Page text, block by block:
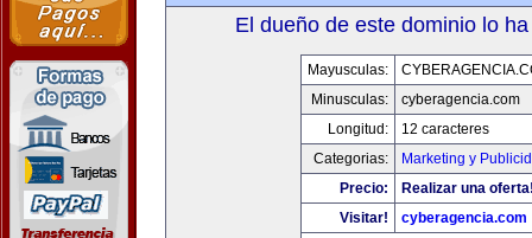
El dueño de este dominio lo
Mayusculas:
Minusculas:
cyberagencia.com
Longitud:
12 caracteres
Categorias:
Marketing y
Precio:
Realizar una
Visitar!
cyberagencia.com